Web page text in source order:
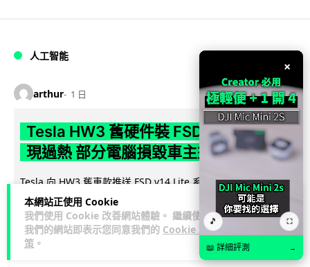
本網站正使用 Cookie
我們使用 Cookie 改善網站體驗。 繼續使用
我們的網站即表示您同意我們的 Cookie 政
策 。
人工智能
arthur 1 日
Tesla HW3 舊硬件裝 FSD v14 Lite 頻
現過熱 部分電腦損毀車主須自費維修
Tesla 向 HW3 舊車款推送 FSD v14 Lite 系統，引發大量車主反
映自動駕駛電腦嚴重過熱，部分更觸發高溫保護甚至直接燒
毀，須...
閱讀全文
10
×
🎵 ⛶
📖 詳細評測 →